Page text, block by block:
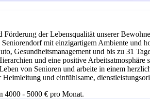
Förderung der Lebensqualität unserer
mit einzigartigem Ambiente und
Gesundheitsmanagement und bis zu 31
und eine positive Arbeitsatmosphäre
von Senioren und arbeite in einem
und einfühlsame,
4000 - 5000 € pro Monat.